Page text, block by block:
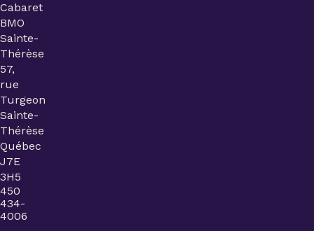
Cabaret
BMO
Sainte-
Thérèse
57,
rue
Turgeon
Sainte-
Thérèse
Québec
J7E
3H5
450
434-
4006